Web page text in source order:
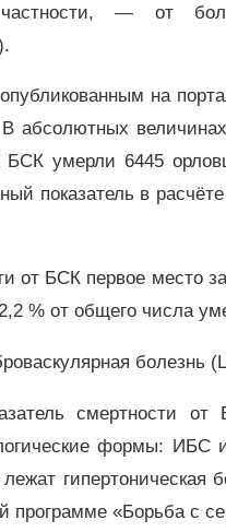
— от
на
абсолютных
БСК умерли 6445
показатель в
от БСК первое место
% от общего числа
болезнь
смертности
формы:
гипертоническая
программе «Борьба с